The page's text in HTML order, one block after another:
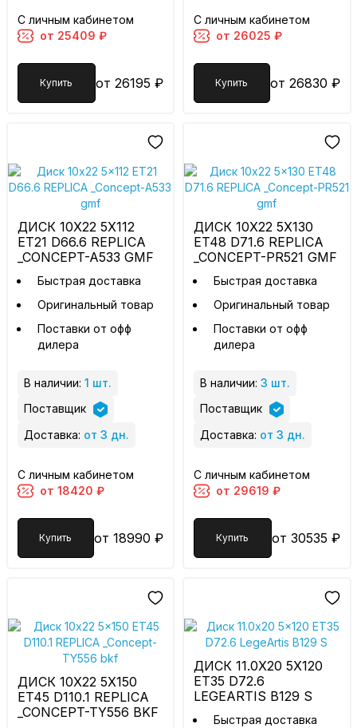
С личным кабинетом
от 25409 ₽
Купить от 26195 ₽
С личным кабинетом
от 26025 ₽
Купить от 26830 ₽
ДИСК 10X22 5X112
ET21 D66.6 REPLICA
_CONCEPT-A533 GMF
Быстрая доставка
Оригинальный товар
Поставки от офф
дилера
В наличии: 1 шт.
Поставщик
Доставка: от 3 дн.
С личным кабинетом
от 18420 ₽
Купить от 18990 ₽
ДИСК 10X22 5X130
ET48 D71.6 REPLICA
_CONCEPT-PR521 GMF
Быстрая доставка
Оригинальный товар
Поставки от офф
дилера
В наличии: 3 шт.
Поставщик
Доставка: от 3 дн.
С личным кабинетом
от 29619 ₽
Купить от 30535 ₽
ДИСК 10X22 5X150
ET45 D110.1 REPLICA
_CONCEPT-TY556 BKF
ДИСК 11.0X20 5X120
ET35 D72.6
LEGEARTIS B129 S
Быстрая доставка